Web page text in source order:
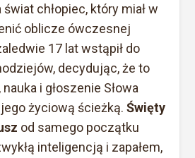
chłopiec, który miał w
oblicze ówczesnej
17 lat wstąpił do
decydując, że to
i głoszenie Słowa
życiową ścieżką.Święty
od samego początku
inteligencją i zapałem,